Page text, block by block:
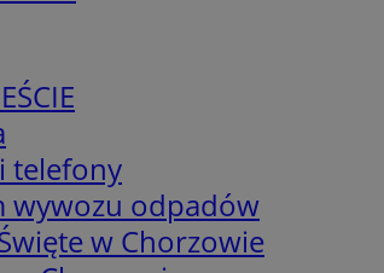
telefony
wywozu odpadów
w Chorzowie